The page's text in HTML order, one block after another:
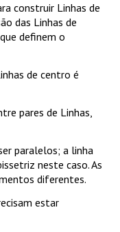
construir Linhas de
das Linhas de
definem o
de centro é
pares de Linhas,
paralelos; a linha
neste caso. As
diferentes.
estar